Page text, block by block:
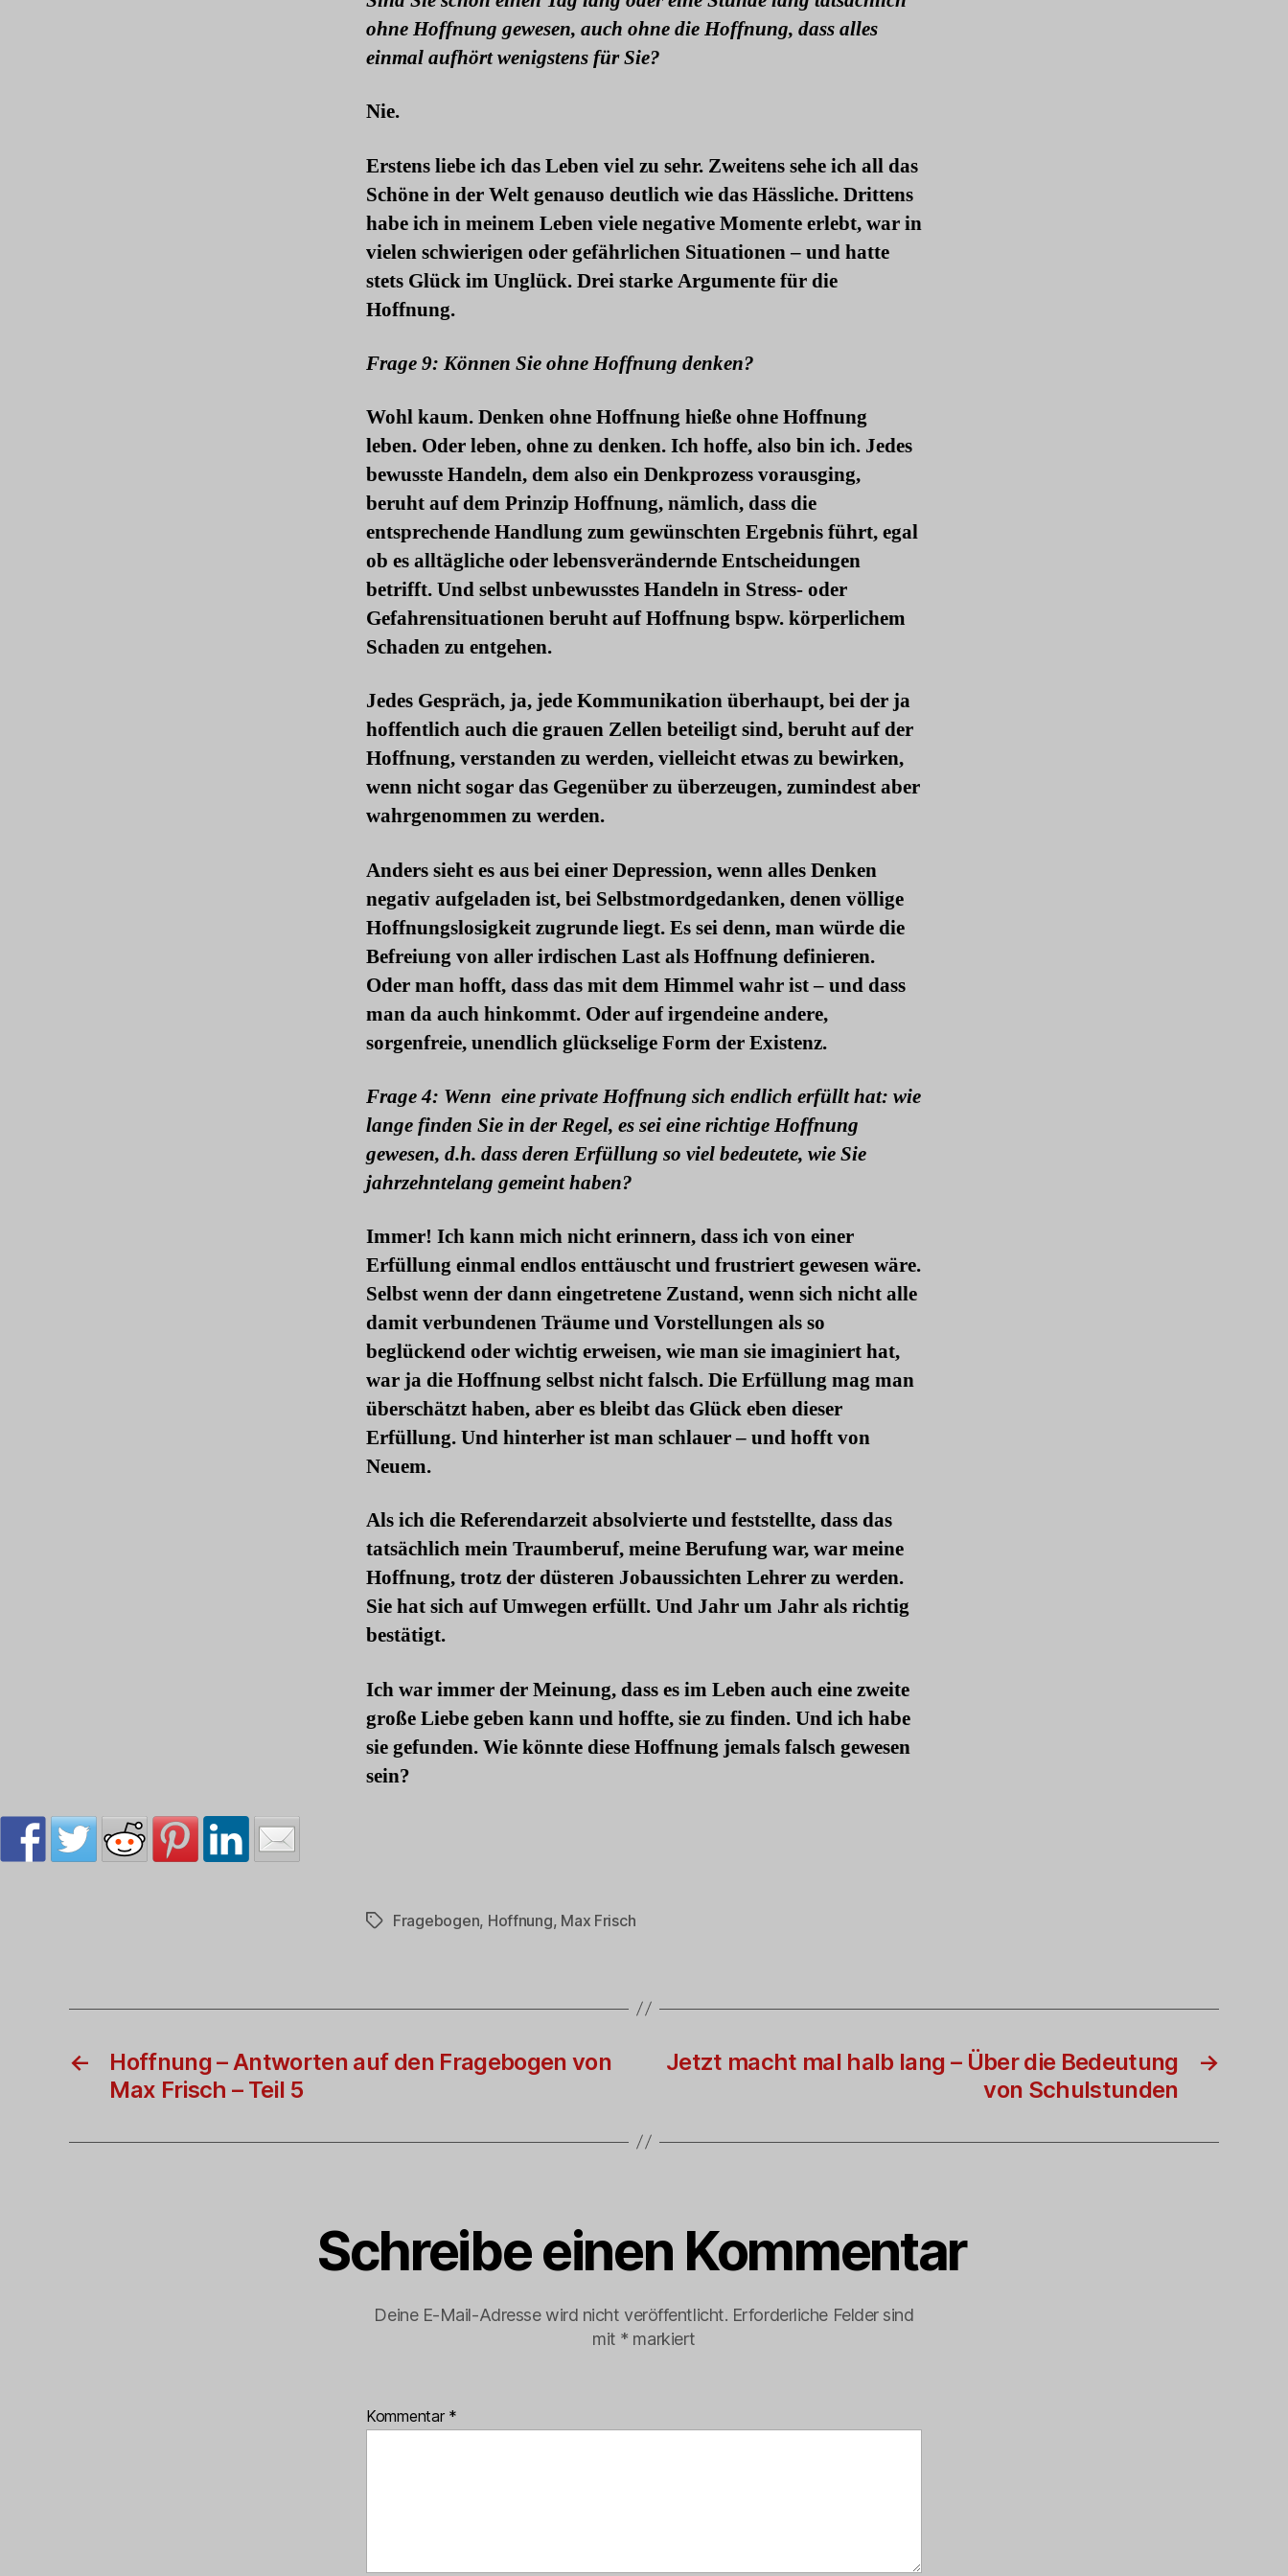
ohne Hoffnung gewesen, auch ohne die Hoffnung, dass alles
einmal aufhört wenigstens für Sie?
Nie.
Erstens liebe ich das Leben viel zu sehr. Zweitens sehe ich all das
Schöne in der Welt genauso deutlich wie das Hässliche. Drittens
habe ich in meinem Leben viele negative Momente erlebt, war in
vielen schwierigen oder gefährlichen Situationen – und hatte
stets Glück im Unglück. Drei starke Argumente für die
Hoffnung.
Frage 9: Können Sie ohne Hoffnung denken?
Wohl kaum. Denken ohne Hoffnung hieße ohne Hoffnung
leben. Oder leben, ohne zu denken. Ich hoffe, also bin ich. Jedes
bewusste Handeln, dem also ein Denkprozess vorausging,
beruht auf dem Prinzip Hoffnung, nämlich, dass die
entsprechende Handlung zum gewünschten Ergebnis führt, egal
ob es alltägliche oder lebensverändernde Entscheidungen
betrifft. Und selbst unbewusstes Handeln in Stress- oder
Gefahrensituationen beruht auf Hoffnung bspw. körperlichem
Schaden zu entgehen.
Jedes Gespräch, ja, jede Kommunikation überhaupt, bei der ja
hoffentlich auch die grauen Zellen beteiligt sind, beruht auf der
Hoffnung, verstanden zu werden, vielleicht etwas zu bewirken,
wenn nicht sogar das Gegenüber zu überzeugen, zumindest aber
wahrgenommen zu werden.
Anders sieht es aus bei einer Depression, wenn alles Denken
negativ aufgeladen ist, bei Selbstmordgedanken, denen völlige
Hoffnungslosigkeit zugrunde liegt. Es sei denn, man würde die
Befreiung von aller irdischen Last als Hoffnung definieren.
Oder man hofft, dass das mit dem Himmel wahr ist – und dass
man da auch hinkommt. Oder auf irgendeine andere,
sorgenfreie, unendlich glückselige Form der Existenz.
Frage 4: Wenn eine private Hoffnung sich endlich erfüllt hat: wie
lange finden Sie in der Regel, es sei eine richtige Hoffnung
gewesen, d.h. dass deren Erfüllung so viel bedeutete, wie Sie
jahrzehntelang gemeint haben?
Immer! Ich kann mich nicht erinnern, dass ich von einer
Erfüllung einmal endlos enttäuscht und frustriert gewesen wäre.
Selbst wenn der dann eingetretene Zustand, wenn sich nicht alle
damit verbundenen Träume und Vorstellungen als so
beglückend oder wichtig erweisen, wie man sie imaginiert hat,
war ja die Hoffnung selbst nicht falsch. Die Erfüllung mag man
überschätzt haben, aber es bleibt das Glück eben dieser
Erfüllung. Und hinterher ist man schlauer – und hofft von
Neuem.
Als ich die Referendarzeit absolvierte und feststellte, dass das
tatsächlich mein Traumberuf, meine Berufung war, war meine
Hoffnung, trotz der düsteren Jobaussichten Lehrer zu werden.
Sie hat sich auf Umwegen erfüllt. Und Jahr um Jahr als richtig
bestätigt.
Ich war immer der Meinung, dass es im Leben auch eine zweite
große Liebe geben kann und hoffte, sie zu finden. Und ich habe
sie gefunden. Wie könnte diese Hoffnung jemals falsch gewesen
sein?
Schlagwörter
Fragebogen, Hoffnung, Max Frisch
←
Hoffnung – Antworten auf den Fragebogen von
Max Frisch – Teil 5
→
Jetzt macht mal halb lang – Über die Bedeutung
von Schulstunden
Schreibe einen Kommentar
Deine E-Mail-Adresse wird nicht veröffentlicht. Erforderliche Felder sind
mit * markiert
Kommentar *